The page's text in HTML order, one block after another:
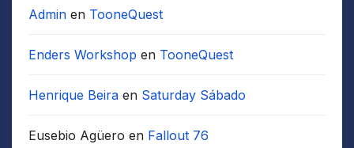
Admin en TooneQuest
Enders Workshop en TooneQuest
Henrique Beira en Saturday Sábado
Eusebio Agüero en Fallout 76